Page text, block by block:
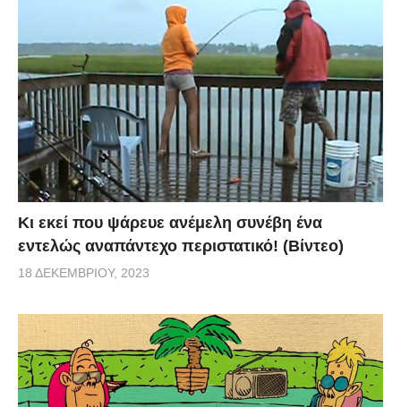
Κι εκεί που ψάρευε ανέμελη συνέβη ένα
εντελώς αναπάντεχο περιστατικό! (Βίντεο)
18 ΔΕΚΕΜΒΡΊΟΥ, 2023